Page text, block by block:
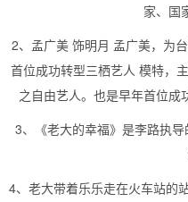
家、国
2、孟广美 饰明月 孟广美，为
首位成功转型三栖艺人 模特，
之自由艺人。也是早年首位成
3、《老大的幸福》是李路执
4、老大带着乐乐走在火车站的